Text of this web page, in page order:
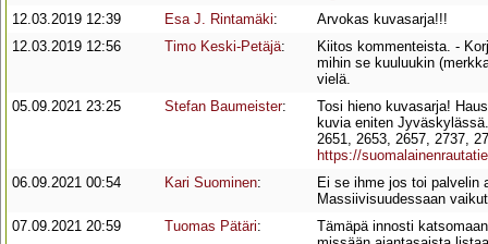
12.03.2019 12:39
Esa J. Rintamäki:
Arvokas kuvasarja!!!
12.03.2019 12:56
Timo Keski-Petäjä:
Kiitos kommenteista. -
mihin se kuuluukin
vielä.
05.09.2021 23:25
Stefan Baumeister:
Tosi hieno kuvasarja!
kuvia eniten
2651, 2653, 2657, 2737,
https://
06.09.2021 00:54
Kari Suominen:
Ei se ihme jos toi palvelin
Massiivisuudessaan
07.09.2021 20:59
Tuomas Pätäri:
Tämäpä innosti